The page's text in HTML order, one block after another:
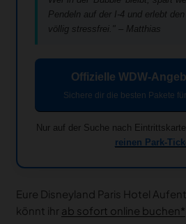
Pendeln auf der I-4 und erlebt
völlig stressfrei." – Matthias
Offizielle WDW-
Sichere dir die besten Pakete
Nur auf der Suche nach
reinen Park-
Eure Disneyland Paris Hotel
könnt ihr ab sofort online buchen